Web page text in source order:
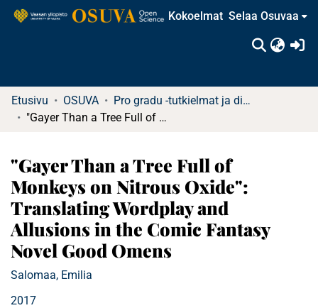
Kokoelmat Selaa Osuvaa
Etusivu OSUVA
Pro gradu -tutkielmat ja diplomityöt
"Gayer Than a Tree Full of Monkeys on Nitrous Oxide": Translating Wordplay and Allusions in the Comic Fantasy Novel Good Omens
"Gayer Than a Tree Full of
Monkeys on Nitrous Oxide":
Translating Wordplay and
Allusions in the Comic Fantasy
Novel Good Omens
Salomaa, Emilia
2017